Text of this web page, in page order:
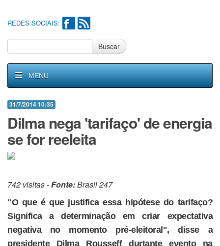
REDES SOCIAIS:
Buscar
MENU
31/7/2014 10:35
Dilma nega 'tarifaço' de energia
se for reeleita
742 visitas -Fonte:Brasil 247
"O que é que justifica essa hipótese do tarifaço?
Significa a determinação em criar expectativa
negativa no momento pré-eleitoral", disse a
presidente Dilma Rousseff durtante evento na